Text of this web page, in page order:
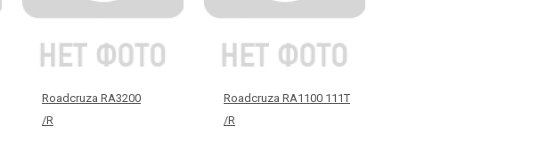
Roadcruza RA3200
/R
Roadcruza RA1100 111T
/R